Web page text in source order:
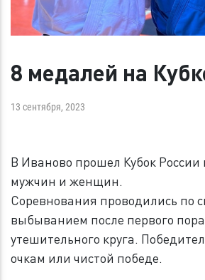
8 медалей на
13 сентября, 2023
В Иваново прошел Кубок России
мужчин и женщин.
Соревнования проводились по
выбыванием после первого
утешительного круга.
очкам или чистой победе.